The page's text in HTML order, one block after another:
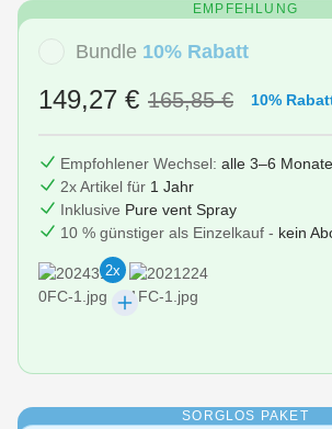
EMPFEHLUNG
Bundle 10% Rabatt
149,27 € 165,85 € 10%
Empfohlener Wechsel: alle 3–6 Monate
2x Artikel für 1 Jahr
Inklusive Pure vent Spray
10 % günstiger als Einzelkauf - kein
2x
SORGLOS PAKET